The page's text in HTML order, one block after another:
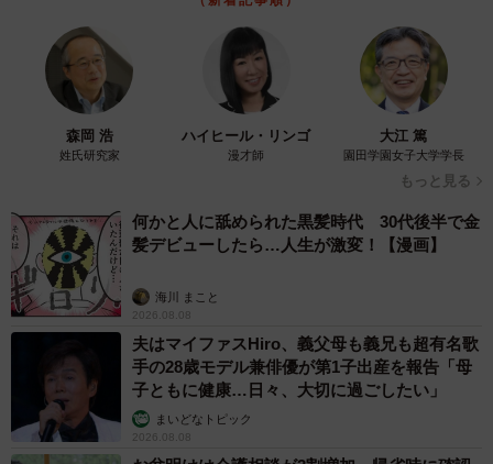
ズをカットして使ってます。8分の1サイズだったかと思い
ます」
コメント欄にずらり「弘法筆を選ばず」
ーーTwitterで大きな反響です。
「率直にうれしいです。書道家の活動は、仕事としてメ
インに置いているので、自分の技術、書道という和の文化
がSNSを通じて多くの方に見ていただけたことに、この上
なくうれしく思っております」
ーー「弘法筆を選ばず」というコメントが目立ちます。
「多くのコメントもいただきまして、その中でも『弘法
筆を選ばず』という言葉をピックアップしてコメントをく
森岡 浩
姓氏研究家
ハイヒール・リンゴ
漫才師
大江 篤
園田学園女子大学学長
もっと見る
何かと人に舐められた黒髪時代 30代後半で金
髪デビューしたら…人生が激変！【漫画】
海川 まこと
2026.08.08
夫はマイファスHiro、義父母も義兄も超有名歌
手の28歳モデル兼俳優が第1子出産を報告「母
子ともに健康…日々、大切に過ごしたい」
まいどなトピック
2026.08.08